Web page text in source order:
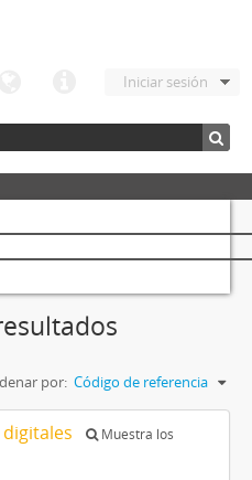
Iniciar sesión
por: Código de referencia
Muestra los